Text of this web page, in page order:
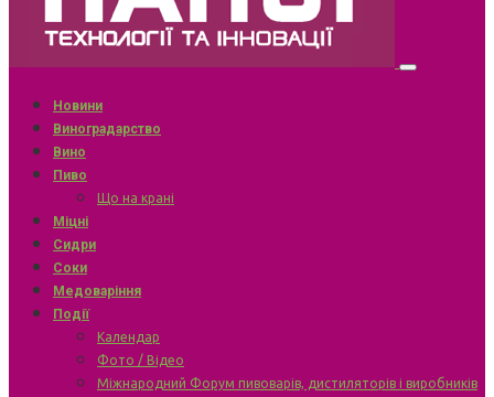
Новини
Виноградарство
Вино
Пиво
Що на крані
Міцні
Сидри
Соки
Медоваріння
Події
Календар
Фото / Відео
Міжнародний Форум пивоварів, дистиляторів і виробників